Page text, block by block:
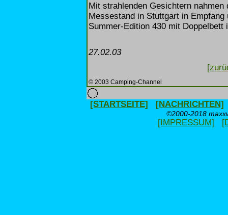
Mit strahlenden Gesichtern
Messestand in Stuttgart in
Summer-Edition 430 mit
27.02.03
© 2003 Camping-Channel
[STARTSEITE] [NACHRICHTEN]
©2000-2018
[IMPRESSUM]